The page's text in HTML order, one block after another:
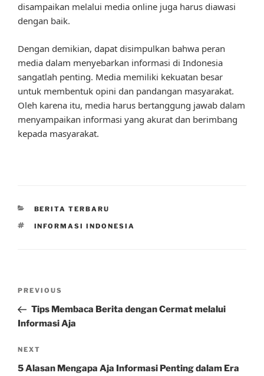
disampaikan melalui media online juga harus diawasi
dengan baik.
Dengan demikian, dapat disimpulkan bahwa peran
media dalam menyebarkan informasi di Indonesia
sangatlah penting. Media memiliki kekuatan besar
untuk membentuk opini dan pandangan masyarakat.
Oleh karena itu, media harus bertanggung jawab dalam
menyampaikan informasi yang akurat dan berimbang
kepada masyarakat.
CATEGORIES
BERITA TERBARU
TAGS
INFORMASI INDONESIA
Previous
Post
PREVIOUS
Tips Membaca Berita dengan Cermat melalui
Informasi Aja
Next
Post
NEXT
5 Alasan Mengapa Aja Informasi Penting dalam Era